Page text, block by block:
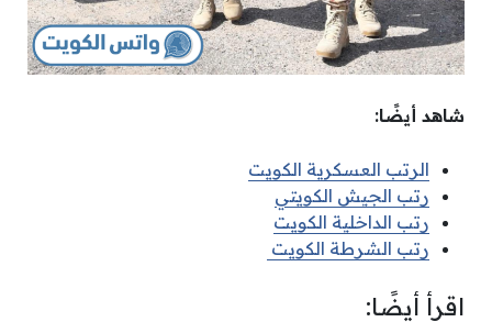
شاهد أيضًا:
الرتب العسكرية الكويت
رتب الجيش الكويتي
رتب الداخلية الكويت
رتب الشرطة الكويت
اقرأ أيضًا: